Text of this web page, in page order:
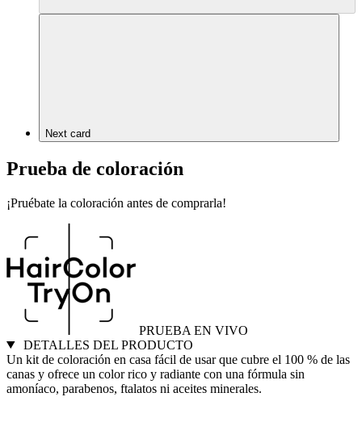
Next card
Prueba de coloración
¡Pruébate la coloración antes de comprarla!
PRUEBA EN VIVO
DETALLES DEL PRODUCTO
Un kit de coloración en casa fácil de usar que cubre el 100 % de las
canas y ofrece un color rico y radiante con una fórmula sin
amoníaco, parabenos, ftalatos ni aceites minerales.